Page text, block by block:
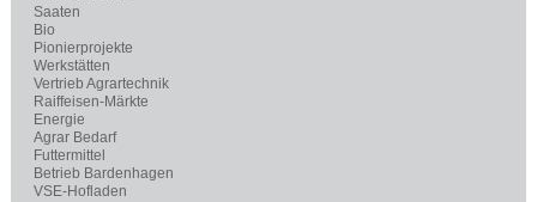
Saaten
Bio
Pionierprojekte
Werkstätten
Vertrieb Agrartechnik
Raiffeisen-Märkte
Energie
Agrar Bedarf
Futtermittel
Betrieb Bardenhagen
VSE-Hofladen